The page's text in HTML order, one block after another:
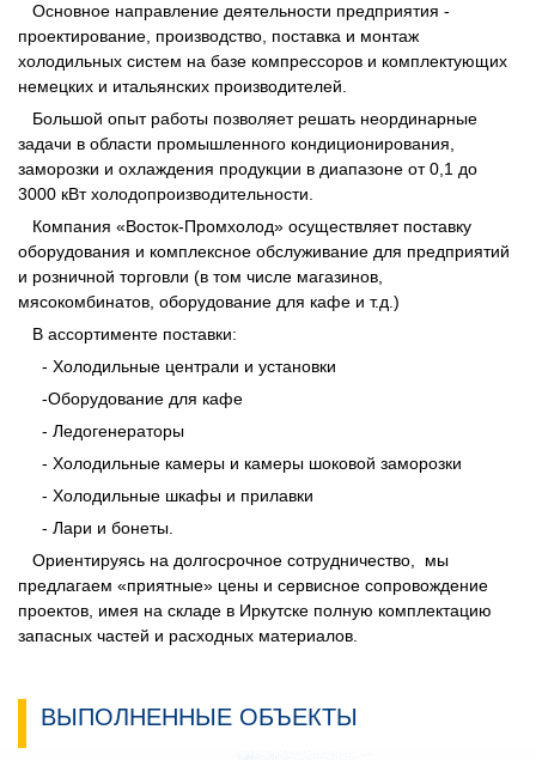
Основное направление деятельности предприятия -
проектирование, производство, поставка и монтаж
холодильных систем на базе компрессоров и комплектующих
немецких и итальянских производителей.
Большой опыт работы позволяет решать неординарные
задачи в области промышленного кондиционирования,
заморозки и охлаждения продукции в диапазоне от 0,1 до
3000 кВт холодопроизводительности.
Компания «Восток-Промхолод» осуществляет поставку
оборудования и комплексное обслуживание для предприятий
и розничной торговли (в том числе магазинов,
мясокомбинатов, оборудование для кафе и т.д.)
В ассортименте поставки:
- Холодильные централи и установки
-Оборудование для кафе
- Ледогенераторы
- Холодильные камеры и камеры шоковой заморозки
- Холодильные шкафы и прилавки
- Лари и бонеты.
Ориентируясь на долгосрочное сотрудничество, мы
предлагаем «приятные» цены и сервисное сопровождение
проектов, имея на складе в Иркутске полную комплектацию
запасных частей и расходных материалов.
ВЫПОЛНЕННЫЕ ОБЪЕКТЫ